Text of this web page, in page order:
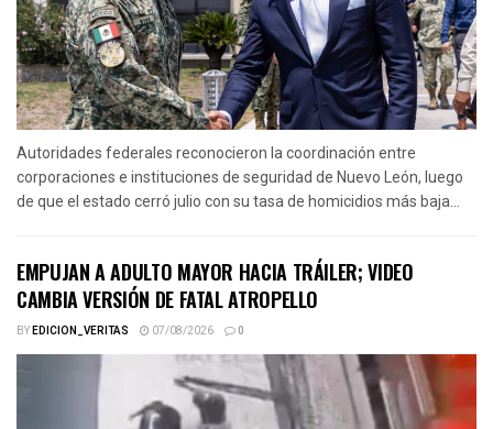
Autoridades federales reconocieron la coordinación entre
corporaciones e instituciones de seguridad de Nuevo León, luego
de que el estado cerró julio con su tasa de homicidios más baja...
EMPUJAN A ADULTO MAYOR HACIA TRÁILER; VIDEO
CAMBIA VERSIÓN DE FATAL ATROPELLO
BYEDICION_VERITAS 07/08/2026 0